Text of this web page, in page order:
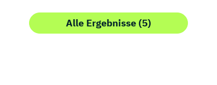
Alle Ergebnisse (5)